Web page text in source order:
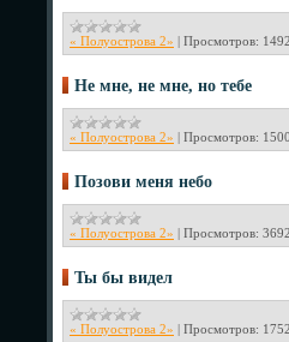
« Полуострова 2» | Просмотров: 1492
Не мне, не мне, но тебе
« Полуострова 2» | Просмотров: 1500
Позови меня небо
« Полуострова 2» | Просмотров: 3692
Ты бы видел
« Полуострова 2» | Просмотров: 1752